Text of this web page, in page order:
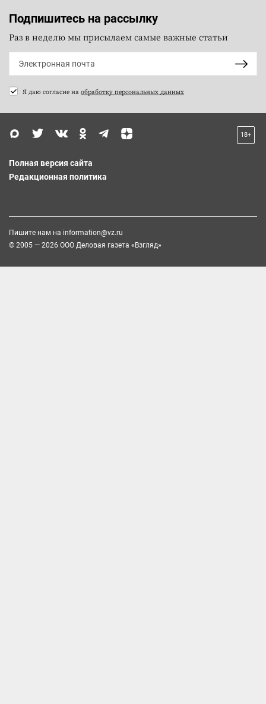
Подпишитесь на рассылку
Раз в неделю мы присылаем самые важные статьи
Я даю согласие на обработку персональных данных
18+
Полная версия сайта
Редакционная политика
Пишите нам на information@vz.ru
© 2005 — 2026 ООО Деловая газета «Взгляд»